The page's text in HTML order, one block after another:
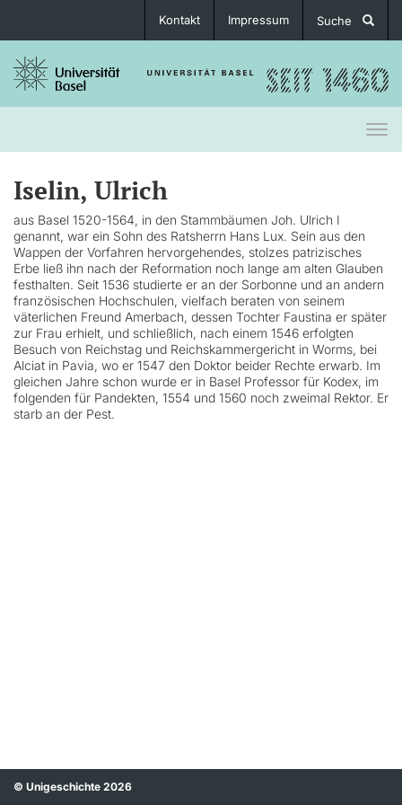
Kontakt Impressum Suche
Iselin, Ulrich
aus Basel 1520-1564, in den Stammbäumen Joh. Ulrich I
genannt, war ein Sohn des Ratsherrn Hans Lux. Sein aus den
Wappen der Vorfahren hervorgehendes, stolzes patrizisches
Erbe ließ ihn nach der Reformation noch lange am alten Glauben
festhalten. Seit 1536 studierte er an der Sorbonne und an andern
französischen Hochschulen, vielfach beraten von seinem
väterlichen Freund Amerbach, dessen Tochter Faustina er später
zur Frau erhielt, und schließlich, nach einem 1546 erfolgten
Besuch von Reichstag und Reichskammergericht in Worms, bei
Alciat in Pavia, wo er 1547 den Doktor beider Rechte erwarb. Im
gleichen Jahre schon wurde er in Basel Professor für Kodex, im
folgenden für Pandekten, 1554 und 1560 noch zweimal Rektor. Er
starb an der Pest.
© Unigeschichte 2026